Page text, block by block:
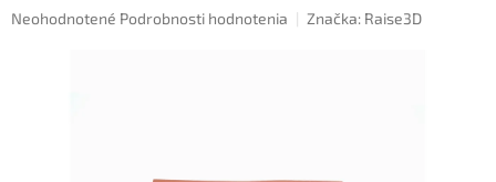
Priemerné
Neohodnotené Podrobnosti hodnotenia Značka: Raise3D